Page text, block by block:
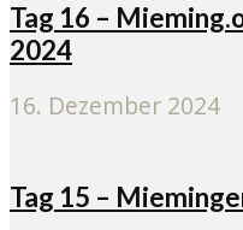
Tag 16 –
2024
16. Dezember 2024
Tag 15 –